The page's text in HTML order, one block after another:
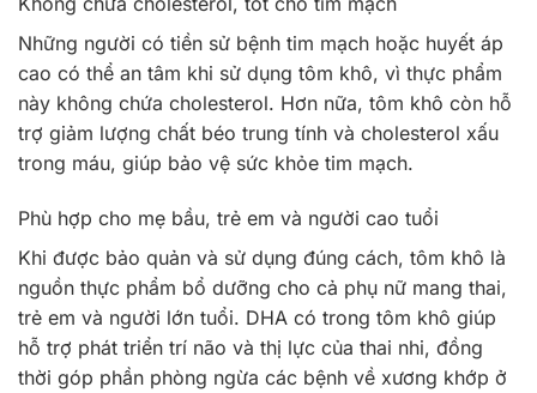
Những người có tiền sử bệnh tim mạch hoặc huyết áp
cao có thể an tâm khi sử dụng tôm khô, vì thực phẩm
này không chứa cholesterol. Hơn nữa, tôm khô còn hỗ
trợ giảm lượng chất béo trung tính và cholesterol xấu
trong máu, giúp bảo vệ sức khỏe tim mạch.
Phù hợp cho mẹ bầu, trẻ em và người cao tuổi
Khi được bảo quản và sử dụng đúng cách, tôm khô là
nguồn thực phẩm bổ dưỡng cho cả phụ nữ mang thai,
trẻ em và người lớn tuổi. DHA có trong tôm khô giúp
hỗ trợ phát triển trí não và thị lực của thai nhi, đồng
thời góp phần phòng ngừa các bệnh về xương khớp ở